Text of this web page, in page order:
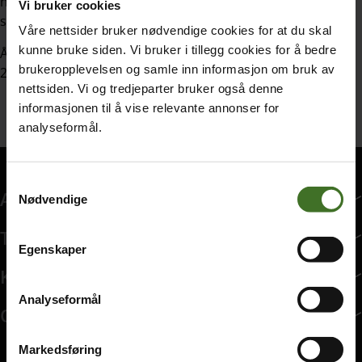
Vi bruker cookies
Våre nettsider bruker nødvendige cookies for at du skal
kunne bruke siden. Vi bruker i tillegg cookies for å bedre
brukeropplevelsen og samle inn informasjon om bruk av
nettsiden. Vi og tredjeparter bruker også denne
informasjonen til å vise relevante annonser for
analyseformål.
Nødvendige
Egenskaper
Analyseformål
Markedsføring
send oss en
Å gjenåpne et sperret abonnement medfører et gebyr på
250,- per nummer (maks 500 kroner totalt).
Abonnement
Tjenester
Tjenester har 8 undermeny elementer.
Kundeservice
Kundeservice har 10 undermeny elementer.
Om ice